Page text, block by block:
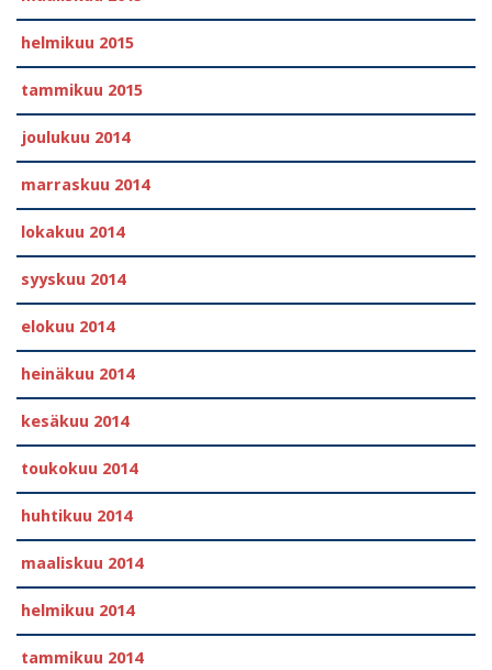
helmikuu 2015
tammikuu 2015
joulukuu 2014
marraskuu 2014
lokakuu 2014
syyskuu 2014
elokuu 2014
heinäkuu 2014
kesäkuu 2014
toukokuu 2014
huhtikuu 2014
maaliskuu 2014
helmikuu 2014
tammikuu 2014